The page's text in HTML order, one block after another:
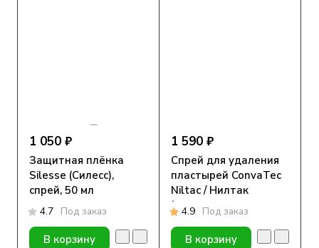
1 050 ₽
Защитная плёнка
Silesse (Силесс),
спрей, 50 мл
4.7 Под заказ
В корзину
1 590 ₽
Спрей для удаления
пластырей ConvaTec
Niltac / Нилтак
(очиститель для
кожи), 50 ml
4.9 Под заказ
В корзину